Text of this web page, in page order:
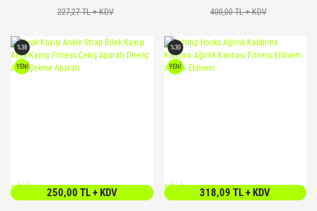
227,27 TL + KDV 400,00 TL + KDV
%38
YENİ
</> />
250,00 TL + KDV
%30
YENİ
</> />
318,09 TL + KDV